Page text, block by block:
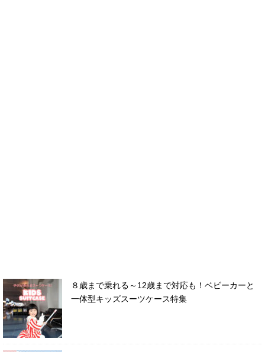
８歳まで乗れる～12歳まで対応も！ベビーカーと
一体型キッズスーツケース特集